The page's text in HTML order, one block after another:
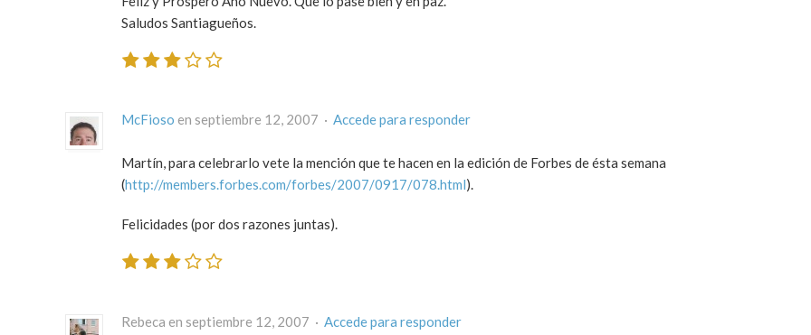
Saludos Santiagueños.
McFioso en septiembre 12, 2007 · Accede para responder
Martín, para celebrarlo vete la mención que te hacen en la edición de Forbes de ésta semana
(http://members.forbes.com/forbes/2007/0917/078.html).
Felicidades (por dos razones juntas).
Rebeca en septiembre 12, 2007 · Accede para responder